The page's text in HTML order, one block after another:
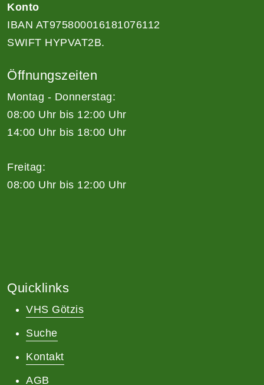
Konto
IBAN AT975800016181076112
SWIFT HYPVAT2B.
Öffnungszeiten
Montag - Donnerstag:
08:00 Uhr bis 12:00 Uhr
14:00 Uhr bis 18:00 Uhr
Freitag:
08:00 Uhr bis 12:00 Uhr
Quicklinks
VHS Götzis
Suche
Kontakt
AGB